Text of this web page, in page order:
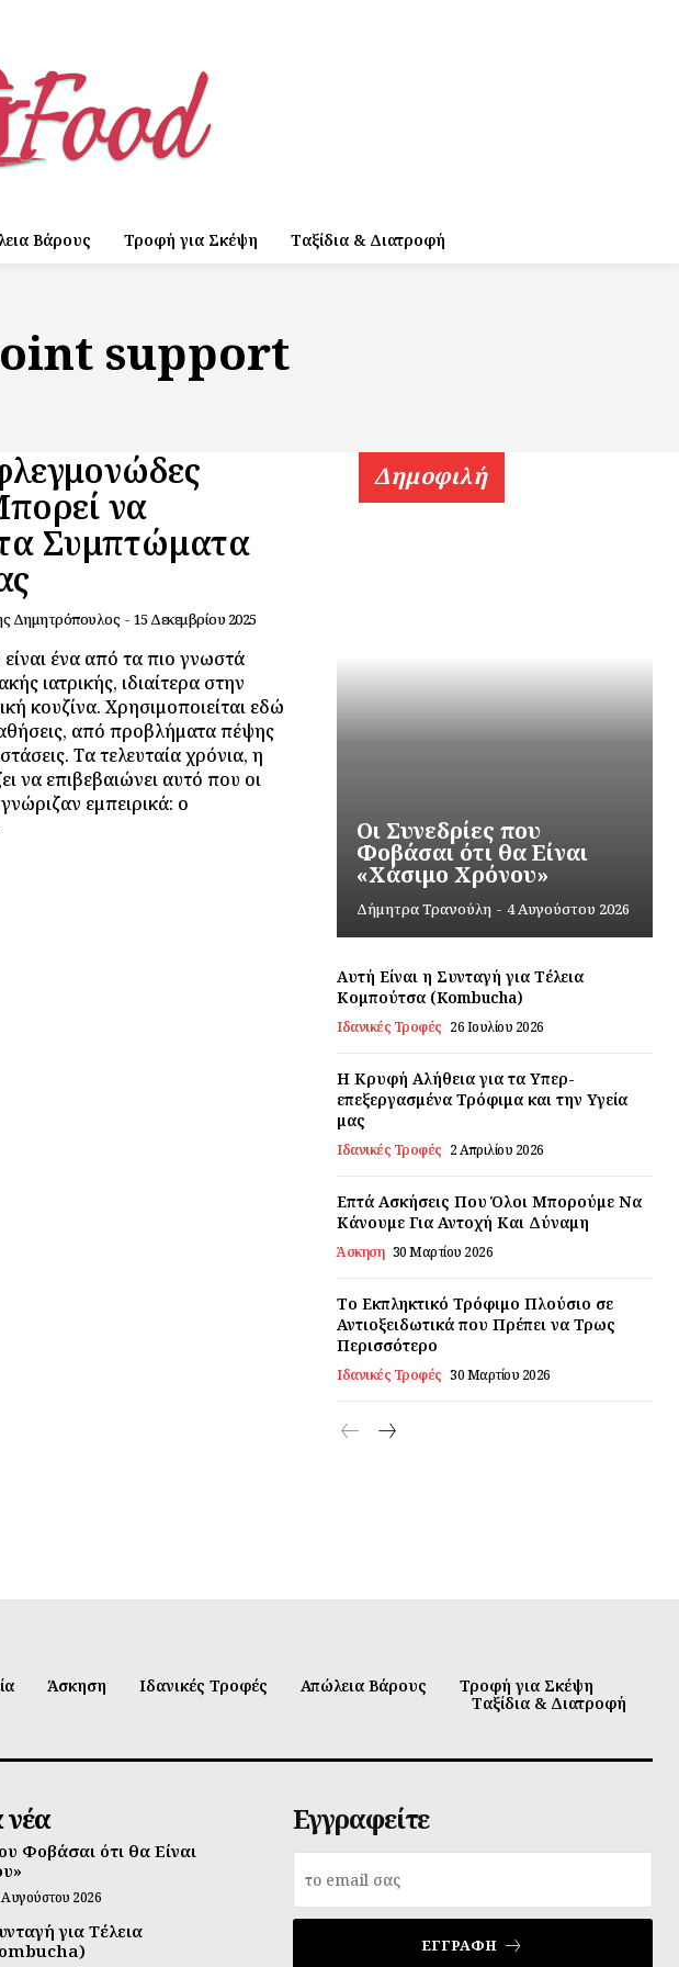
Βάρους Τροφή για Σκέψη Ταξίδια & Διατροφή
support
να
Συμπτώματα
Δημητρόπουλος - 15 Δεκεμβρίου 2025
ένα από τα πιο γνωστά
ιατρικής, ιδιαίτερα στην
κουζίνα. Χρησιμοποιείται εδώ
από προβλήματα πέψης
Τα τελευταία χρόνια, η
να επιβεβαιώνει αυτό που οι
εμπειρικά: ο
Δημοφιλή
Οι Συνεδρίες που
Φοβάσαι ότι θα Είναι
«Χάσιμο Χρόνου»
Δήμητρα Τρανούλη - 4 Αυγούστου 2026
Αυτή Είναι η Συνταγή για Τέλεια
Κομπούτσα (Kombucha)
Ιδανικές Τροφές 26 Ιουλίου 2026
Η Κρυφή Αλήθεια για τα Υπερ-
επεξεργασμένα Τρόφιμα και την Υγεία
μας
Ιδανικές Τροφές 2 Απριλίου 2026
Επτά Ασκήσεις Που Όλοι Μπορούμε Να
Κάνουμε Για Αντοχή Και Δύναμη
Άσκηση 30 Μαρτίου 2026
Το Εκπληκτικό Τρόφιμο Πλούσιο σε
Αντιοξειδωτικά που Πρέπει να Τρως
Περισσότερο
Ιδανικές Τροφές 30 Μαρτίου 2026
Άσκηση Ιδανικές Τροφές Απώλεια Βάρους
Τροφή για Σκέψη
Ταξίδια & Διατροφή
νέα
Φοβάσαι ότι θα Είναι
2026
για Τέλεια
Εγγραφείτε
ΕΓΓΡΑΦΉ